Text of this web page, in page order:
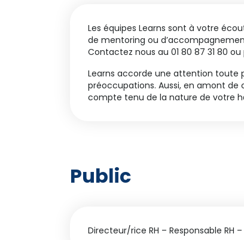
Les équipes Learns sont à votre
de mentoring ou
Contactez nous au 01 80 87 31 80
Learns accorde une attention toute
préoccupations. Aussi, en amont de
compte tenu de la nature de votre
Public
Directeur/rice RH – Responsable RH